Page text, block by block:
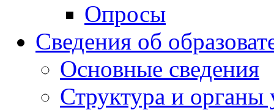
Опросы
Сведения об
Основные сведения
Структура и органы